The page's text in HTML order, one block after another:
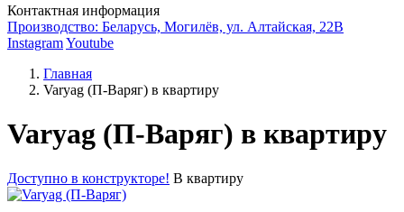
Контактная информация
Производство: Беларусь, Могилёв, ул. Алтайская, 22В
InstagramYoutube
Главная
Varyag (П-Варяг) в квартиру
Varyag (П-Варяг) в квартиру
Доступно в конструкторе! В квартиру